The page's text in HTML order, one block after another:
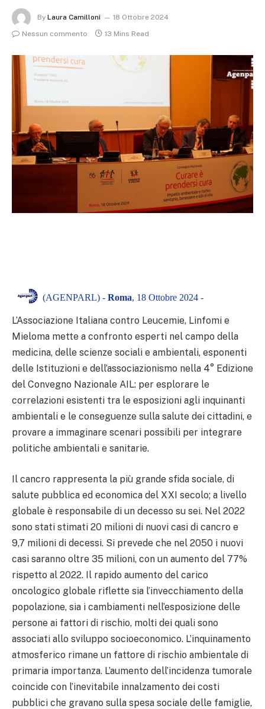
By Laura Camilloni
18 Ottobre 2024
Nessun commento
13 Mins Read
(AGENPARL) - Roma, 18 Ottobre 2024 -
L’Associazione Italiana contro Leucemie, Linfomi e
Mieloma mette a confronto esperti nel campo della
medicina, delle scienze sociali e ambientali, esponenti
delle Istituzioni e dell’associazionismo nella 4° Edizione
del Convegno Nazionale AIL: per esplorare le
correlazioni esistenti tra le esposizioni agli inquinanti
ambientali e le conseguenze sulla salute dei cittadini, e
provare a immaginare scenari possibili per integrare
politiche ambientali e sanitarie.
Il cancro rappresenta la più grande sfida sociale, di
salute pubblica ed economica del XXI secolo; a livello
globale è responsabile di un decesso su sei. Nel 2022
sono stati stimati 20 milioni di nuovi casi di cancro e
9,7 milioni di decessi. Si prevede che nel 2050 i nuovi
casi saranno oltre 35 milioni, con un aumento del 77%
rispetto al 2022. Il rapido aumento del carico
oncologico globale riflette sia l’invecchiamento della
popolazione, sia i cambiamenti nell’esposizione delle
persone ai fattori di rischio, molti dei quali sono
associati allo sviluppo socioeconomico. L’inquinamento
atmosferico rimane un fattore di rischio ambientale di
primaria importanza. L’aumento dell’incidenza tumorale
coincide con l’inevitabile innalzamento dei costi
pubblici che gravano sulla spesa sociale delle famiglie,